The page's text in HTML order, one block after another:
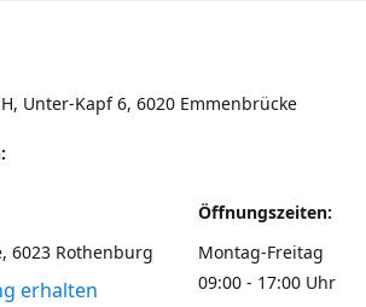
Unter-Kapf 6, 6020 Emmenbrücke
6023 Rothenburg
erhalten
Öffnungszeiten:
Montag-Freitag
09:00 - 17:00 Uhr